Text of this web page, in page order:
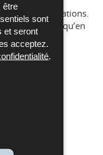
être
sont
et seront
acceptez.
vos préoccupations.
autonome qu’en
secret